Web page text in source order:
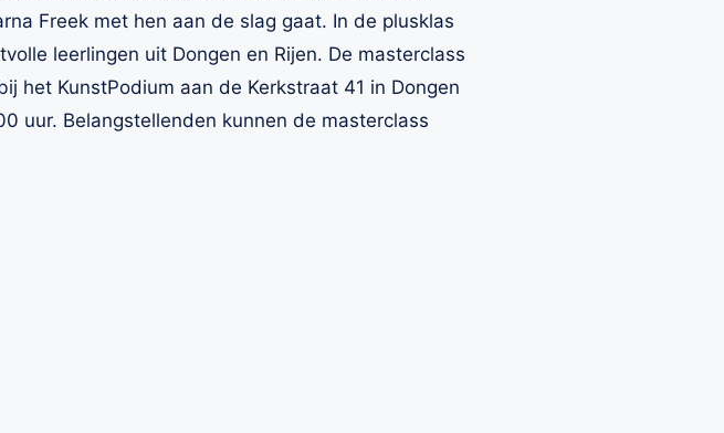
Freek met hen aan de slag gaat. In de plusklas
leerlingen uit Dongen en Rijen. De masterclass
het KunstPodium aan de Kerkstraat 41 in Dongen
uur. Belangstellenden kunnen de masterclass